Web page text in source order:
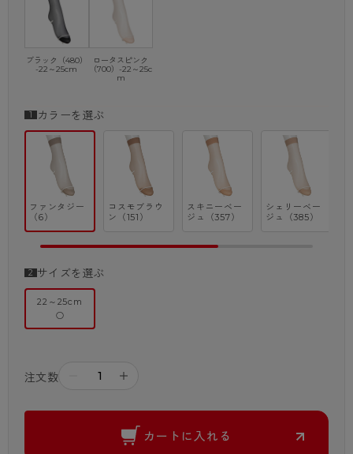
ブラック（480）
-22～25cm
ロータスピンク
（700）-22～25c
m
カラーを選ぶ
ファンタジー
（6）
コスモブラウ
ン（151）
スキニーベー
ジュ（357）
シェリーベー
ジュ（385）
サイズを選ぶ
22～25cm
○
注文数 ＋
カートに入れる